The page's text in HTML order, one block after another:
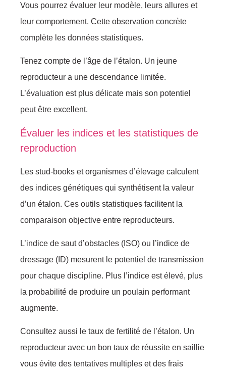
Vous pourrez évaluer leur modèle, leurs allures et
leur comportement. Cette observation concrète
complète les données statistiques.
Tenez compte de l’âge de l’étalon. Un jeune
reproducteur a une descendance limitée.
L’évaluation est plus délicate mais son potentiel
peut être excellent.
Évaluer les indices et les statistiques de
reproduction
Les stud-books et organismes d’élevage calculent
des indices génétiques qui synthétisent la valeur
d’un étalon. Ces outils statistiques facilitent la
comparaison objective entre reproducteurs.
L’indice de saut d’obstacles (ISO) ou l’indice de
dressage (ID) mesurent le potentiel de transmission
pour chaque discipline. Plus l’indice est élevé, plus
la probabilité de produire un poulain performant
augmente.
Consultez aussi le taux de fertilité de l’étalon. Un
reproducteur avec un bon taux de réussite en saillie
vous évite des tentatives multiples et des frais